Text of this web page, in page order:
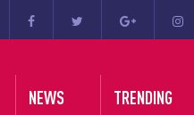
NEWS TRENDING